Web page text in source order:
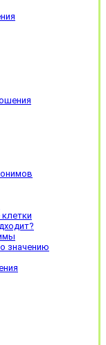
значению